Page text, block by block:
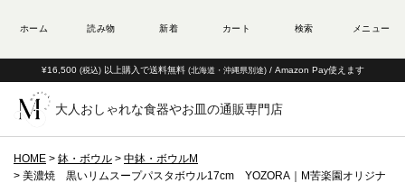
¥16,500 (税込) 以上購入で送料無料 (北海道・沖縄県別途) / Amazon Pay使えます
大人おしゃれな食器やお皿の通販専門店
HOME 鉢・ボウル
中鉢・ボウルM
美濃焼 黒いリムスープパスタボウル17cm YOZORA｜M苦楽園オリジナ